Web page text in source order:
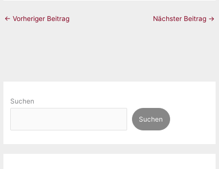
← Vorheriger Beitrag Nächster Beitrag →
Suchen
Suchen